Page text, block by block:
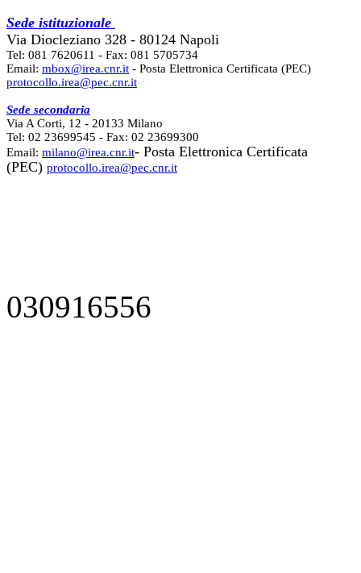
Sede istituzionale
Via Diocleziano 328 - 80124 Napoli
Tel: 081 7620611 - Fax: 081 5705734
Email: mbox@irea.cnr.it - Posta Elettronica Certificata (PEC)
protocollo.irea@pec.cnr.it
Sede secondaria
Via A Corti, 12 - 20133 Milano
Tel: 02 23699545 - Fax: 02 23699300
Email: milano@irea.cnr.it- Posta Elettronica Certificata
(PEC) protocollo.irea@pec.cnr.it
030916556